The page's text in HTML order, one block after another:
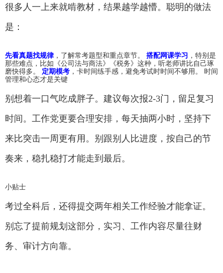
很多人一上来就啃教材，结果越学越懵。聪明的做法
是：
先看真题找规律，了解常考题型和重点章节。 搭配网课学习 ，特别是
那些难点，比如《公司法与商法》《税务》这种，听老师讲比自己琢
磨快得多。 定期模考 ，卡时间练手感，避免考试时时间不够用。 时间
管理和心态才是关键
别想着一口气吃成胖子。建议每次报2-3门，留足复习
时间。工作党更要合理安排，每天抽两小时，坚持下
来比突击一周更有用。别跟别人比进度，按自己的节
奏来，稳扎稳打才能走到最后。
小贴士
考过全科后，还得提交两年相关工作经验才能拿证。
别忘了提前规划这部分，实习、工作内容尽量往财
务、审计方向靠。